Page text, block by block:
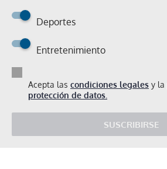
Deportes
Entretenimiento
Acepta las condiciones legales y la
protección de datos.
SUSCRIBIRSE